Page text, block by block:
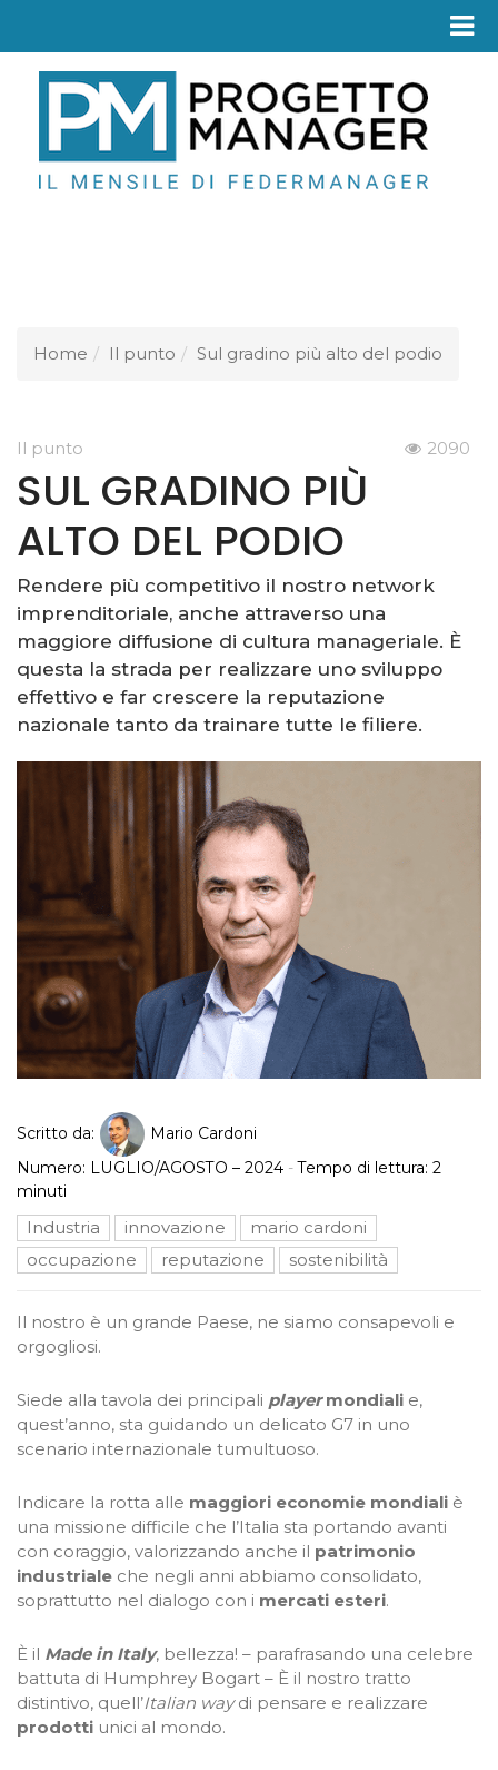
Home Il punto Sul gradino più alto del podio
Il punto 2090
SUL GRADINO PIÙ
ALTO DEL PODIO
Rendere più competitivo il nostro network
imprenditoriale, anche attraverso una
maggiore diffusione di cultura manageriale. È
questa la strada per realizzare uno sviluppo
effettivo e far crescere la reputazione
nazionale tanto da trainare tutte le filiere.
Scritto da:
Mario Cardoni
Numero: LUGLIO/AGOSTO – 2024 -Tempo di lettura: 2
minuti
Industria innovazione
mario cardoni
occupazione
reputazione sostenibilità
Il nostro è un grande Paese, ne siamo consapevoli e
orgogliosi.
Siede alla tavola dei principali playermondiali e,
quest’anno, sta guidando un delicato G7 in uno
scenario internazionale tumultuoso.
Indicare la rotta alle maggiori economie mondiali è
una missione difficile che l’Italia sta portando avanti
con coraggio, valorizzando anche il patrimonio
industriale che negli anni abbiamo consolidato,
soprattutto nel dialogo con i mercati esteri.
È il Made in Italy, bellezza! – parafrasando una celebre
battuta di Humphrey Bogart – È il nostro tratto
distintivo, quell’Italian waydi pensare e realizzare
prodotti unici al mondo.